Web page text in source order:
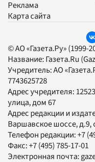
Реклама
Карта сайта
© АО «Газета.Ру» (1999-
Название: Газета.Ru
Учредитель:АО
7743625728
Адрес учредителя:
улица, дом 67
Адрес редакции и
Варшавское шоссе, д.9,
Телефон редакции:+7
Факс:+7 (495) 785-17-01
Электронная почта: